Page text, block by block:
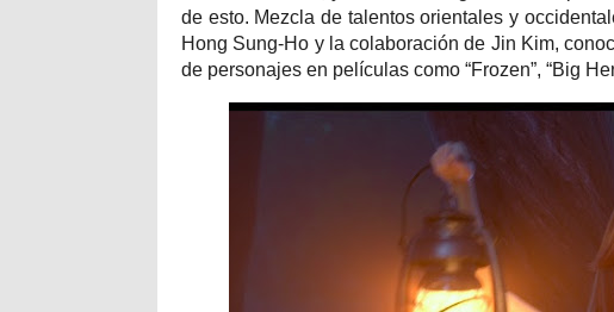
de esto. Mezcla de talentos orientales y
Hong Sung-Ho y la colaboración de Jin Kim,
de personajes en películas como “Frozen”, “Big